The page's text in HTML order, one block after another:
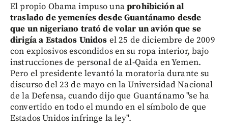
El propio Obama impuso unaprohibición al
traslado de yemeníes desde Guantánamo desde
que un nigeriano trató de volar un avión que se
dirigía a Estados Unidos el 25 de diciembre de 2009
con explosivos escondidos en su ropa interior, bajo
instrucciones de personal de al-Qaida en Yemen.
Pero el presidente levantó la moratoria durante su
discurso del 23 de mayo en la Universidad Nacional
de la Defensa, cuando dijo que Guantánamo "se ha
convertido en todo el mundo en el símbolo de que
Estados Unidos infringe la ley".